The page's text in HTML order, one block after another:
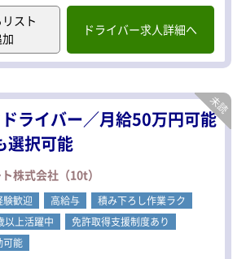
に新しい配送先がありますが、事
ルート共有があるので安心です。
送先：千葉県内
行距離：1日100〜200km程度
数：1日2便（合計4〜6件）
品：アイス・冷凍食品など
み降ろし：台車使用
スは陳列、冷凍食品は軒先渡し
車バックモニター／ドラレコ完備
速道路利用OK（ETC搭載）
性ドライバーも複数名活躍中
スト
ドライバー求人詳細へ
ライバー／月給50万円可能
選択可能
株式会社（10t）
験歓迎 高給与
積み下ろし作業ラク
以上活躍中
免許取得支援制度あり
可能